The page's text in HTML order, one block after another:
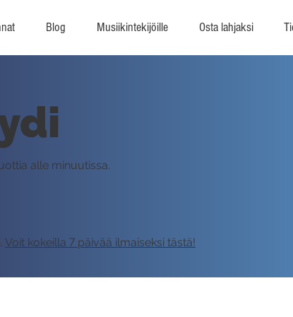
Blog Musiikintekijöille Osta lahjaksi
alle minuutissa.
Voit kokeilla 7 päivää ilmaiseksi tästä!